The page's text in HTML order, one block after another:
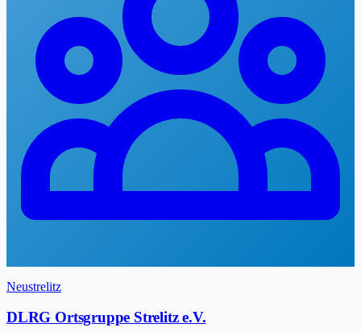
Neustrelitz
DLRG Ortsgruppe Strelitz e.V.